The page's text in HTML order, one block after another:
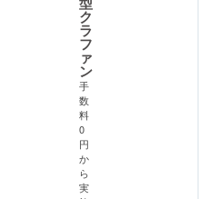
ク
ラ
フ
ァ
ン
手
数
料
0
円
か
ら
実